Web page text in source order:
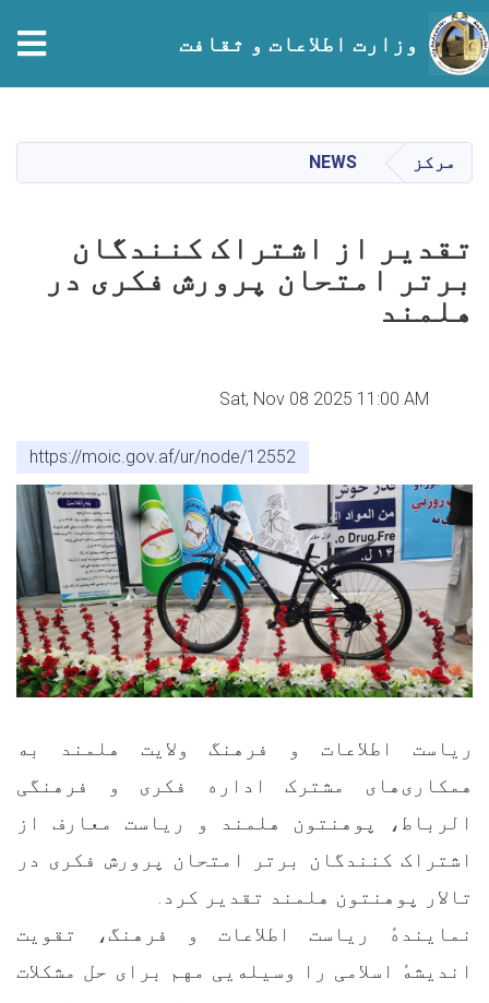
content
وزارت اطلاعات و ثقافت
مرکز NEWS
تقدیر از اشتراک کنندگان
برتر امتحان پرورش فکری در
هلمند
Sat, Nov 08 2025 11:00 AM
https://moic.gov.af/ur/node/12552
ریاست اطلاعات و فرهنگ ولایت هلمند به
همکاری‌های مشترک اداره فکری و فرهنگی
الرباط، پوهنتون هلمند و ریاست معارف از
اشتراک کنندگان برتر امتحان پرورش فکری در
تالار پوهنتون هلمند تقدیر کرد.
نمایندهٔ ریاست اطلاعات و فرهنگ، تقویت
اندیشهٔ اسلامی را وسیله‌یی مهم برای حل مشکلات